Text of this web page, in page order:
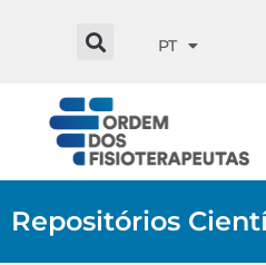
PT
Repositórios